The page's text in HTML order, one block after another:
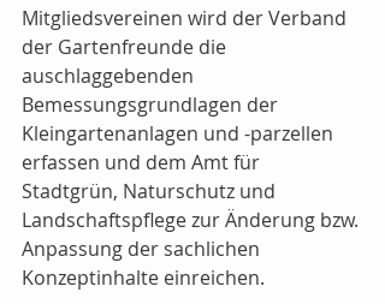
Mitgliedsvereinen wird der Verband
der Gartenfreunde die
auschlaggebenden
Bemessungsgrundlagen der
Kleingartenanlagen und -parzellen
erfassen und dem Amt für
Stadtgrün, Naturschutz und
Landschaftspflege zur Änderung bzw.
Anpassung der sachlichen
Konzeptinhalte einreichen.